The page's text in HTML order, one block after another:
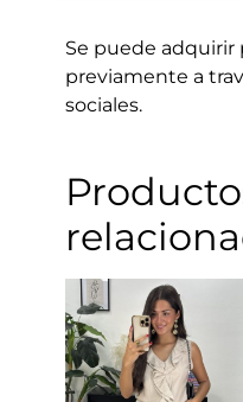
Se puede adquirir
previamente a
sociales.